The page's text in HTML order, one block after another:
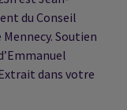
du Conseil
Soutien
dans votre